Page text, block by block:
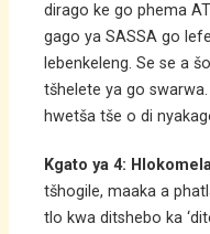
dirago ke go phema
gago ya SASSA go
lebenkeleng. Se se a
tšhelete ya go
hwetša tše o di
Kgato ya 4:
tšhogile, maaka a
tlo kwa ditshebo ka